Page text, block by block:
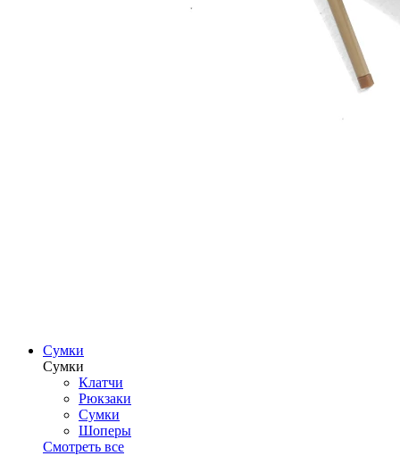
Сумки
Сумки
Клатчи
Рюкзаки
Сумки
Шоперы
Смотреть все